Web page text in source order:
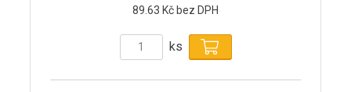
89.63 Kč bez DPH
ks